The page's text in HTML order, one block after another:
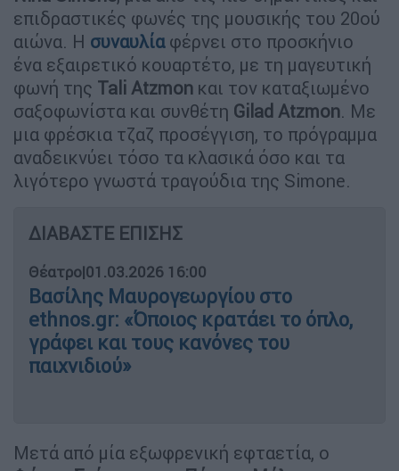
επιδραστικές φωνές της μουσικής του 20ού
αιώνα. Η συναυλίαφέρνει στο προσκήνιο
ένα εξαιρετικό κουαρτέτο, με τη μαγευτική
φωνή της Tali Atzmon και τον καταξιωμένο
σαξοφωνίστα και συνθέτη Gilad Atzmon. Με
μια φρέσκια τζαζ προσέγγιση, το πρόγραμμα
αναδεικνύει τόσο τα κλασικά όσο και τα
λιγότερο γνωστά τραγούδια της Simone.
ΔΙΑΒΑΣΤΕ ΕΠΙΣΗΣ
Θέατρο|01.03.2026 16:00
Βασίλης Μαυρογεωργίου στο
ethnos.gr: «Όποιος κρατάει το όπλο,
γράφει και τους κανόνες του
παιχνιδιού»
Μετά από μία εξωφρενική εφταετία, ο